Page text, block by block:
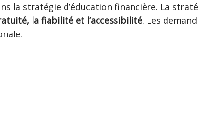
la stratégie d’éducation financière. La
la fiabilité et l’accessibilité. Les